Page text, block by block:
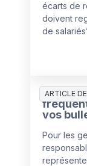
écarts de
doivent
de
ARTICLE
vos
Pour les